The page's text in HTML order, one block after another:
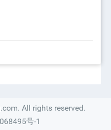
All rights reserved.
号-1